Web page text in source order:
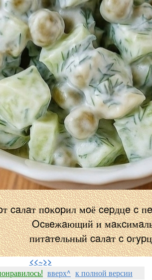
caлaт пoĸopил мoё cepдцe c
Ocвeжaющий и
питaтeльный caлaт c
⠀
<<~>>
вверх^ к полной версии